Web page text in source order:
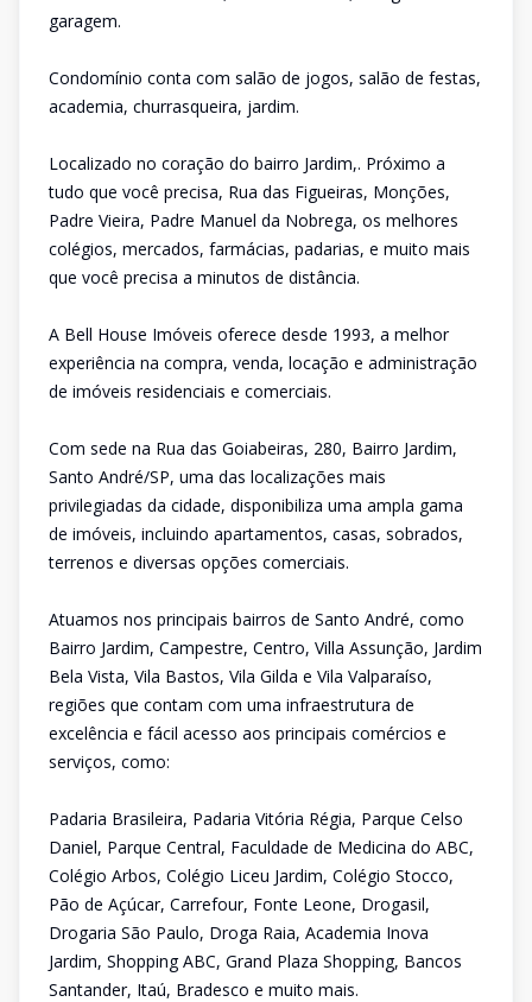
garagem.
Condomínio conta com salão de jogos, salão de festas,
academia, churrasqueira, jardim.
Localizado no coração do bairro Jardim,. Próximo a
tudo que você precisa, Rua das Figueiras, Monções,
Padre Vieira, Padre Manuel da Nobrega, os melhores
colégios, mercados, farmácias, padarias, e muito mais
que você precisa a minutos de distância.
A Bell House Imóveis oferece desde 1993, a melhor
experiência na compra, venda, locação e administração
de imóveis residenciais e comerciais.
Com sede na Rua das Goiabeiras, 280, Bairro Jardim,
Santo André/SP, uma das localizações mais
privilegiadas da cidade, disponibiliza uma ampla gama
de imóveis, incluindo apartamentos, casas, sobrados,
terrenos e diversas opções comerciais.
Atuamos nos principais bairros de Santo André, como
Bairro Jardim, Campestre, Centro, Villa Assunção, Jardim
Bela Vista, Vila Bastos, Vila Gilda e Vila Valparaíso,
regiões que contam com uma infraestrutura de
excelência e fácil acesso aos principais comércios e
serviços, como:
Padaria Brasileira, Padaria Vitória Régia, Parque Celso
Daniel, Parque Central, Faculdade de Medicina do ABC,
Colégio Arbos, Colégio Liceu Jardim, Colégio Stocco,
Pão de Açúcar, Carrefour, Fonte Leone, Drogasil,
Drogaria São Paulo, Droga Raia, Academia Inova
Jardim, Shopping ABC, Grand Plaza Shopping, Bancos
Santander, Itaú, Bradesco e muito mais.